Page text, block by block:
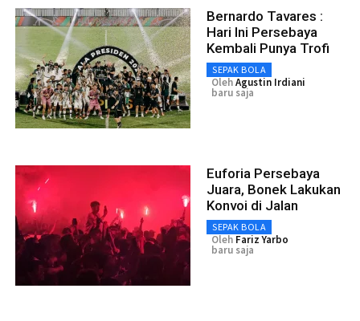
Bernardo Tavares :
Hari Ini Persebaya
Kembali Punya Trofi
SEPAK BOLA
OlehAgustin Irdiani
baru saja
Euforia Persebaya
Juara, Bonek Lakukan
Konvoi di Jalan
SEPAK BOLA
Oleh Fariz Yarbo
baru saja